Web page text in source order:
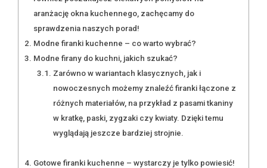
aranżację okna kuchennego, zachęcamy do
sprawdzenia naszych porad!
Modne firanki kuchenne – co warto wybrać?
Modne firany do kuchni, jakich szukać?
Zarówno w wariantach klasycznych, jak i
nowoczesnych możemy znaleźć firanki łączone z
różnych materiałów, na przykład z pasami tkaniny
w kratkę, paski, zygzaki czy kwiaty. Dzięki temu
wyglądają jeszcze bardziej strojnie.
Gotowe firanki kuchenne – wystarczy je tylko powiesić!